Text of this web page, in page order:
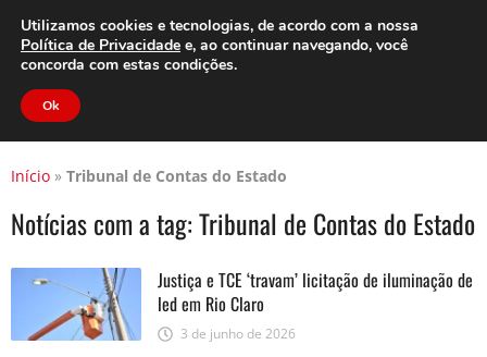
Clube do Assinante Área do Assinante
Início » Tribunal de Contas do Estado
Notícias com a tag:Tribunal de Contas do Estado
Justiça e TCE ‘travam’ licitação de iluminação de
led em Rio Claro
3 de junho de 2026
Utilizamos cookies e tecnologias, de acordo com a nossa
Política de Privacidade e, ao continuar navegando, você
concorda com estas condições.
Ok